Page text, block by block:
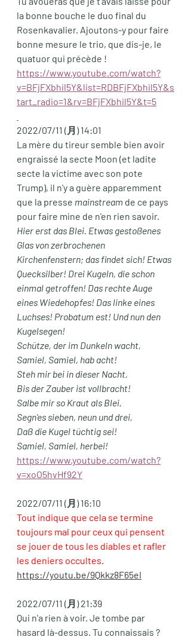
la bonne bouche le duo final du
Rosenkavalier. Ajoutons-y pour faire
bonne mesure le trio, que dis-je, le
quatuor qui précède !
https://www.youtube.com/watch?
v=BFjFXbhil5Y&list=RDBFjFXbhil5Y&s
tart_radio=1&rv=BFjFXbhil5Y&t=5
2022/07/11 (月) 14:01
La mère du tireur semble bien avoir
engraissé la secte Moon (et ladite
secte la victime avec son pote
Trump), il n'y a guère apparemment
que la presse mainstream de ce pays
pour faire mine de n'en rien savoir.
Hier erst das Blei. Etwas gestoßenes
Glas von zerbrochenen
Kirchenfenstern; das findet sich! Etwas
Quecksilber! Drei Kugeln, die schon
einmal getroffen! Das rechte Auge
eines Wiedehopfes! Das linke eines
Luchses! Probatum est! Und nun den
Kugelsegen!
Schütze, der im Dunkeln wacht,
Samiel, Samiel, hab acht!
Steh mir bei in dieser Nacht,
Bis der Zauber ist vollbracht!
Salbe mir so Kraut als Blei,
Segn'es sieben, neun und drei,
Daß die Kugel tüchtig sei!
Samiel, Samiel, herbei!
https://www.youtube.com/watch?
v=xoO5hvHf92Y
2022/07/11 (月) 16:10
Tout indique que cela se termine
toujours mal pour ceux qui pensent
se jouer de tous les diables et rafler
les deniers occultes.
https://youtu.be/9Qkkz8F65eI
2022/07/11 (月) 21:39
Qui n'a rien à voir. Je tombe par
hasard là-dessus. Tu connaissais ?